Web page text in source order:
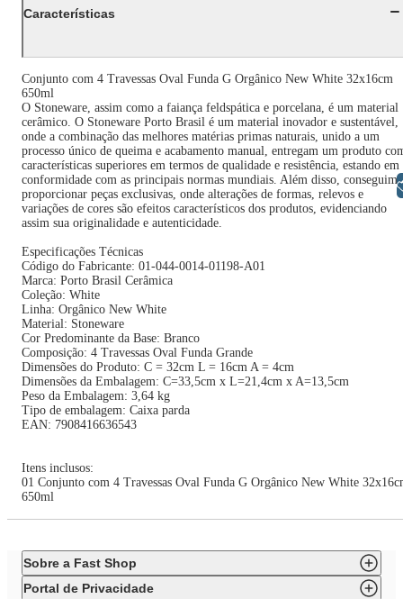
Características
Conjunto com 4 Travessas Oval Funda G Orgânico New White 32x16cm
650ml
O Stoneware, assim como a faiança feldspática e porcelana, é um material
cerâmico. O Stoneware Porto Brasil é um material inovador e sustentável,
onde a combinação das melhores matérias primas naturais, unido a um
processo único de queima e acabamento manual, entregam um produto
características superiores em termos de qualidade e resistência, estando em
conformidade com as principais normas mundiais. Além disso,
proporcionar peças exclusivas, onde alterações de formas, relevos e
variações de cores são efeitos característicos dos produtos, evidenciando
assim sua originalidade e autenticidade.
Especificações Técnicas
Código do Fabricante: 01-044-0014-01198-A01
Marca: Porto Brasil Cerâmica
Coleção: White
Linha: Orgânico New White
Material: Stoneware
Cor Predominante da Base: Branco
Composição: 4 Travessas Oval Funda Grande
Dimensões do Produto: C = 32cm L = 16cm A = 4cm
Dimensões da Embalagem: C=33,5cm x L=21,4cm x A=13,5cm
Peso da Embalagem: 3,64 kg
Tipo de embalagem: Caixa parda
EAN: 7908416636543
Itens inclusos:
01 Conjunto com 4 Travessas Oval Funda G Orgânico New White
650ml
Sobre a Fast Shop
Portal de Privacidade
Libras